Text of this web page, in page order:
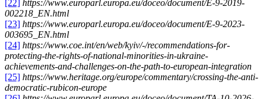
[22] https://www.europarl.europa.eu/doceo/document/E-9-2019-
002218_EN.html
[23] https://www.europarl.europa.eu/doceo/document/E-9-2023-
003695_EN.html
[24] https://www.coe.int/en/web/kyiv/-/recommendations-for-
protecting-the-rights-of-national-minorities-in-ukraine-
achievements-and-challenges-on-the-path-to-european-integration
[25] https://www.heritage.org/europe/commentary/crossing-the-anti-
democratic-rubicon-europe